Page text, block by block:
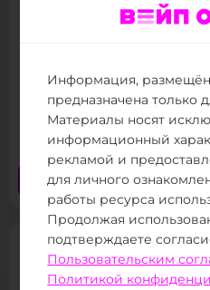
Товар
680 ₽
Заказать сейчас
Информация,
предназначена только
Материалы носят
информационный
рекламой и
для личного
работы ресурса
Продолжая
подтверждаете
Пользовательским
Политикой